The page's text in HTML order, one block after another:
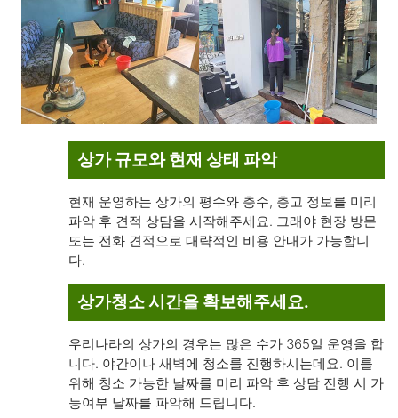
상가 규모와 현재 상태 파악
현재 운영하는 상가의 평수와 층수, 층고 정보를 미리
파악 후 견적 상담을 시작해주세요. 그래야 현장 방문
또는 전화 견적으로 대략적인 비용 안내가 가능합니
다.
상가청소 시간을 확보해주세요.
우리나라의 상가의 경우는 많은 수가 365일 운영을 합
니다. 야간이나 새벽에 청소를 진행하시는데요. 이를
위해 청소 가능한 날짜를 미리 파악 후 상담 진행 시 가
능여부 날짜를 파악해 드립니다.